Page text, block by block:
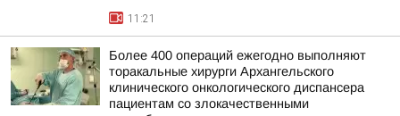
11:21
Более 400 операций ежегодно выполняют
торакальные хирурги Архангельского
клинического онкологического диспансера
пациентам со злокачественными